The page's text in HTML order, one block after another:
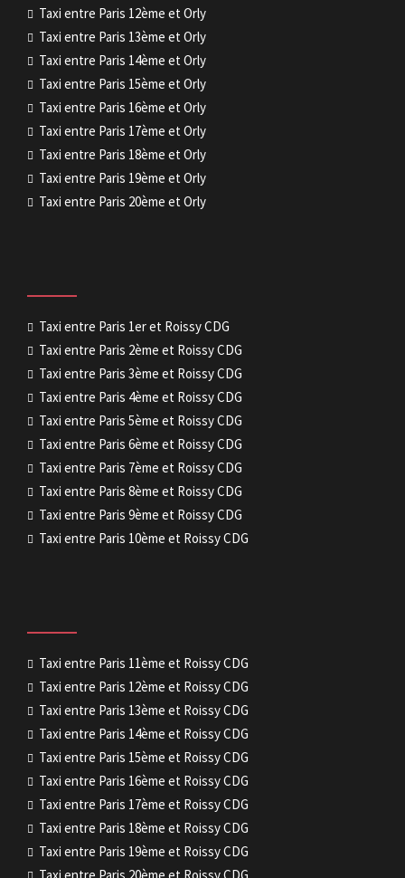
Taxi entre Paris 12ème et Orly
Taxi entre Paris 13ème et Orly
Taxi entre Paris 14ème et Orly
Taxi entre Paris 15ème et Orly
Taxi entre Paris 16ème et Orly
Taxi entre Paris 17ème et Orly
Taxi entre Paris 18ème et Orly
Taxi entre Paris 19ème et Orly
Taxi entre Paris 20ème et Orly
Taxi entre Paris 1er et Roissy CDG
Taxi entre Paris 2ème et Roissy CDG
Taxi entre Paris 3ème et Roissy CDG
Taxi entre Paris 4ème et Roissy CDG
Taxi entre Paris 5ème et Roissy CDG
Taxi entre Paris 6ème et Roissy CDG
Taxi entre Paris 7ème et Roissy CDG
Taxi entre Paris 8ème et Roissy CDG
Taxi entre Paris 9ème et Roissy CDG
Taxi entre Paris 10ème et Roissy CDG
Taxi entre Paris 11ème et Roissy CDG
Taxi entre Paris 12ème et Roissy CDG
Taxi entre Paris 13ème et Roissy CDG
Taxi entre Paris 14ème et Roissy CDG
Taxi entre Paris 15ème et Roissy CDG
Taxi entre Paris 16ème et Roissy CDG
Taxi entre Paris 17ème et Roissy CDG
Taxi entre Paris 18ème et Roissy CDG
Taxi entre Paris 19ème et Roissy CDG